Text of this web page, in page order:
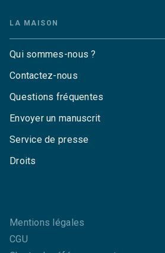
LA MAISON
Qui sommes-nous ?
Contactez-nous
Questions fréquentes
Envoyer un manuscrit
Service de presse
Droits
Mentions légales
CGU